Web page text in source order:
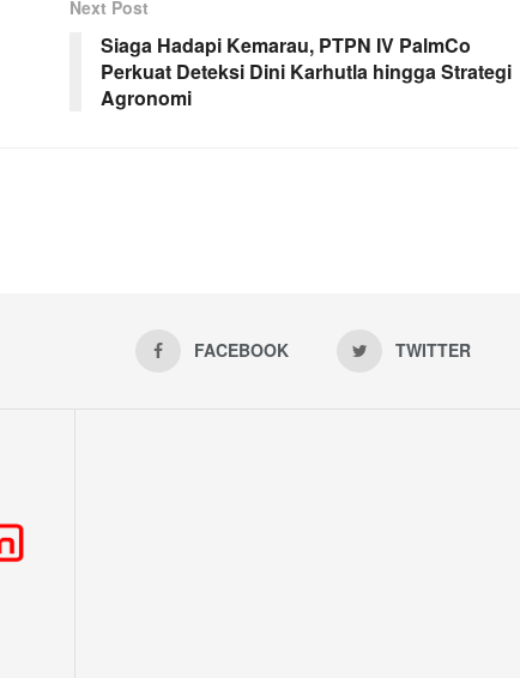
Next Post
Siaga Hadapi Kemarau, PTPN IV PalmCo
Perkuat Deteksi Dini Karhutla hingga Strategi
Agronomi
FACEBOOK TWITTER